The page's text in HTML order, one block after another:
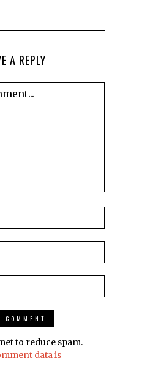
A REPLY
to reduce spam.
data is